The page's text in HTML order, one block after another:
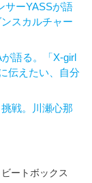
サーYASSが語
スカルチャー
語る。「X-girl
伝えたい、自分
戦。川瀬心那
ビートボックス